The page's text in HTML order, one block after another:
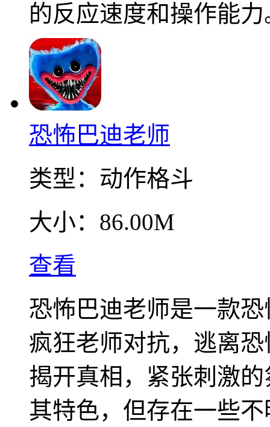
的反应速度和操作能力
恐怖巴迪老师
类型： 动作格斗
大小： 86.00M
查看
恐怖巴迪老师是一款
疯狂老师对抗，逃离
揭开真相，紧张刺激
其特色，但存在一些